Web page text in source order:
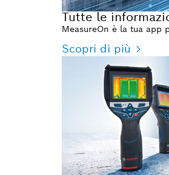
Tutte le
MeasureOn è la tua app
Scopri di più